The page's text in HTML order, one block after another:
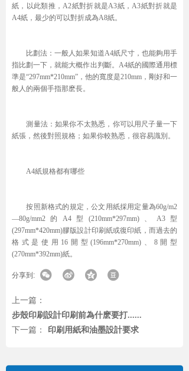
紙，以此類推，A2紙對折就是A3紙，A3紙對折就是
A4紙，最少的可以對折成為A8紙。
比劃法：一般人如果知道A4紙尺寸，也能夠用手
指比劃一下，就能大概作出判斷。A4紙的國際通用標
準是“297mm*210mm”，他的寬度是210mm，剛好和一
般人的兩個手指那麽長。
測量法：如果你不太熟悉，你可以用尺子量一下
紙張，然後對照規格；如果你較熟悉，很容易識別。
A4紙規格都有哪些
按照新格式的規定，公文用紙採用定量為60g/m2
—80g/mm2的A4型(210mm*297mm)、A3型
(297mm*420mm)膠版設計印刷紙或復印紙，而過去的
格式是使用16開型(196mm*270mm)、8開型
(270mm*392mm)紙。
分享到:
上一篇：
步殼印刷設計印刷前為什麽要打......
下一篇：
印刷用紙和油墨設計要求